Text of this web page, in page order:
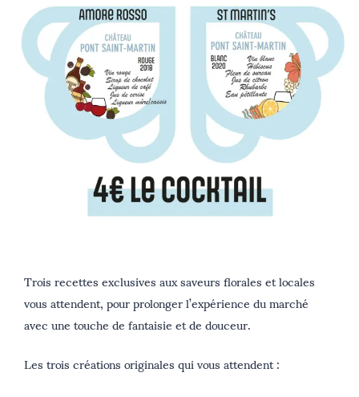
Trois recettes exclusives aux saveurs florales et locales
vous attendent, pour prolonger l’expérience du marché
avec une touche de fantaisie et de douceur.
Les trois créations originales qui vous attendent :